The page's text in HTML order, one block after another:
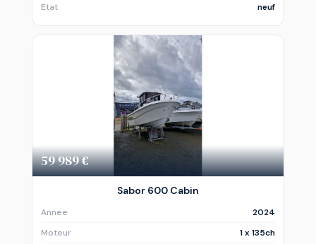
Etat
neuf
59 989 €
Sabor 600 Cabin
Annee
2024
Moteur
1 x 135ch